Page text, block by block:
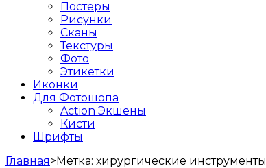
Постеры
Рисунки
Сканы
Текстуры
Фото
Этикетки
Иконки
Для Фотошопа
Action Экшены
Кисти
Шрифты
Главная>Метка: хирургические инструменты